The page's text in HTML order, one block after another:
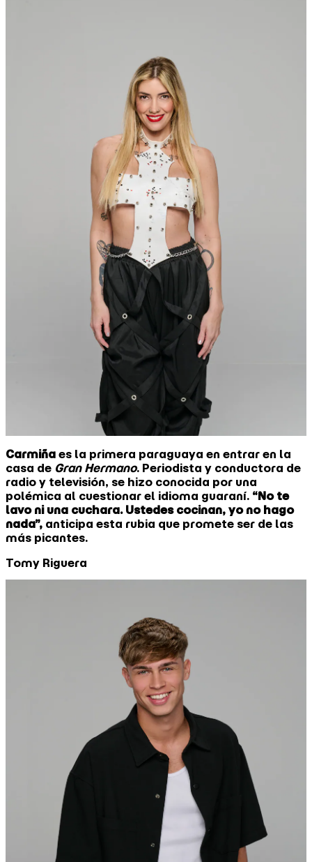
Carmiña es la primera paraguaya en entrar en la
casa de Gran Hermano. Periodista y conductora de
radio y televisión, se hizo conocida por una
polémica al cuestionar el idioma guaraní. “No te
lavo ni una cuchara. Ustedes cocinan, yo no hago
nada”, anticipa esta rubia que promete ser de las
más picantes.
Tomy Riguera